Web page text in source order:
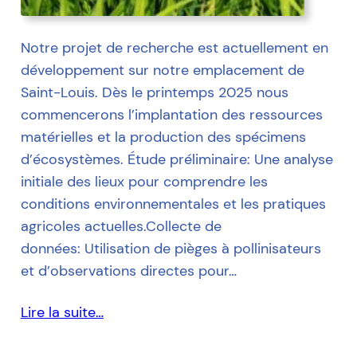
Notre projet de recherche est actuellement en
développement sur notre emplacement de
Saint-Louis. Dès le printemps 2025 nous
commencerons l’implantation des ressources
matérielles et la production des spécimens
d’écosystèmes. Étude préliminaire: Une analyse
initiale des lieux pour comprendre les
conditions environnementales et les pratiques
agricoles actuelles.Collecte de
données: Utilisation de pièges à pollinisateurs
et d’observations directes pour…
Lire la suite…